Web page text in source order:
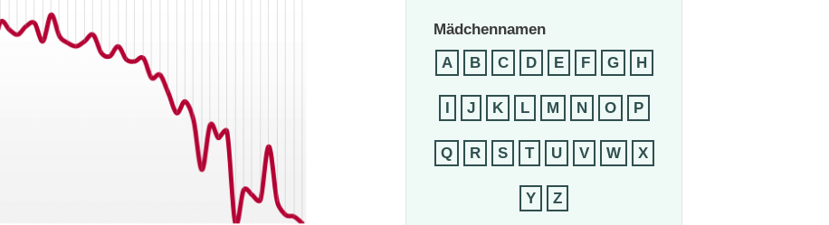
Mädchennamen
A
B C D E F G H
I J K L M N O P
Q R S T U V W X
Y Z